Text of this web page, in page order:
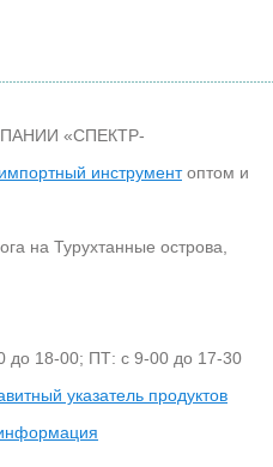
«СПЕКТР-
инструментоптом и
на Турухтанные острова,
до 18-00; ПТ: с 9-00 до 17-30
указатель продуктов